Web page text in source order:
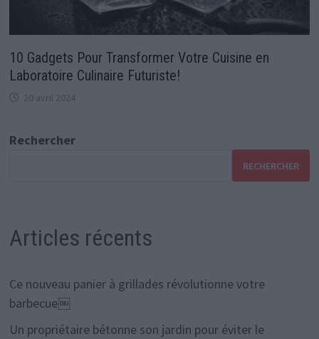
10 Gadgets Pour Transformer Votre Cuisine en
Laboratoire Culinaire Futuriste!
20 avril 2024
Rechercher
RECHERCHER
Articles récents
Ce nouveau panier à grillades révolutionne votre
barbecue￼
Un propriétaire bétonne son jardin pour éviter le